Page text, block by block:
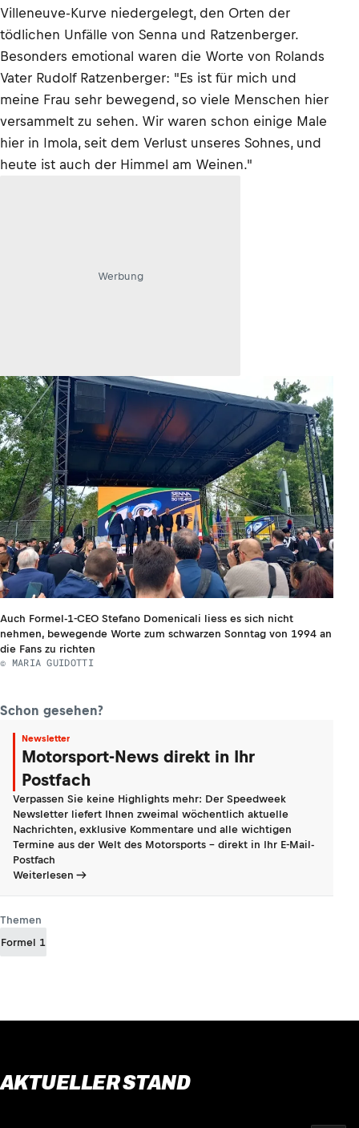
Villeneuve-Kurve niedergelegt, den Orten der
tödlichen Unfälle von Senna und Ratzenberger.
Besonders emotional waren die Worte von Rolands
Vater Rudolf Ratzenberger: "Es ist für mich und
meine Frau sehr bewegend, so viele Menschen hier
versammelt zu sehen. Wir waren schon einige Male
hier in Imola, seit dem Verlust unseres Sohnes, und
heute ist auch der Himmel am Weinen."
Werbung
Auch Formel-1-CEO Stefano Domenicali liess es sich nicht
nehmen, bewegende Worte zum schwarzen Sonntag von 1994 an
die Fans zu richten
© MARIA GUIDOTTI
Schon gesehen?
Newsletter
Motorsport-News direkt in Ihr
Postfach
Verpassen Sie keine Highlights mehr: Der Speedweek
Newsletter liefert Ihnen zweimal wöchentlich aktuelle
Nachrichten, exklusive Kommentare und alle wichtigen
Termine aus der Welt des Motorsports - direkt in Ihr E-Mail-
Postfach
Weiterlesen
Themen
Formel 1
AKTUELLER STAND